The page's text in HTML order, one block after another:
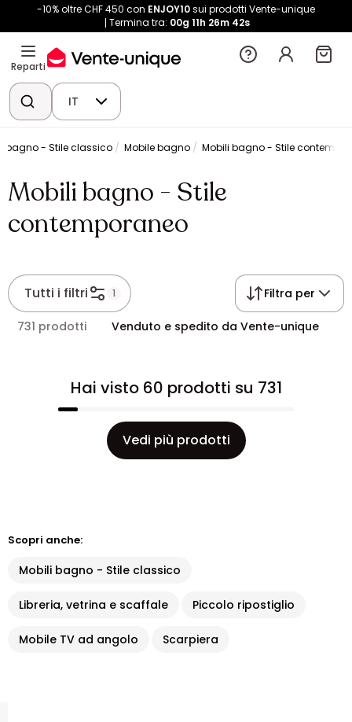
-10% oltre CHF 450 con ENJOY10sui prodotti Vente-unique
Termina tra: 00g 11h 26m 41s
Reparti
IT
bagno - Stile classico Mobile bagno Mobili bagno - Stile
Mobili bagno - Stile
contemporaneo
Tutti i filtri 1 Filtra per
731 prodotti Venduto e spedito da Vente-unique
Hai visto 60 prodotti su 731
Vedi più prodotti
Scopri anche:
Mobili bagno - Stile classico
Libreria, vetrina e scaffale Piccolo ripostiglio
Mobile TV ad angolo Scarpiera